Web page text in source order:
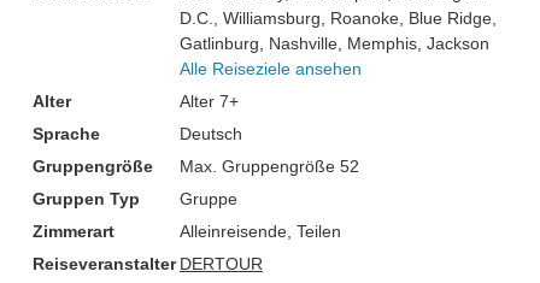
D.C.
, Williamsburg , Roanoke , Blue Ridge
Gatlinburg , Nashville , Memphis , Jackson
Alle Reiseziele ansehen
Alter
Alter 7+
Sprache
Deutsch
Gruppengröße
Max. Gruppengröße 52
Gruppen Typ
Gruppe
Zimmerart
Alleinreisende, Teilen
Reiseveranstalter DERTOUR